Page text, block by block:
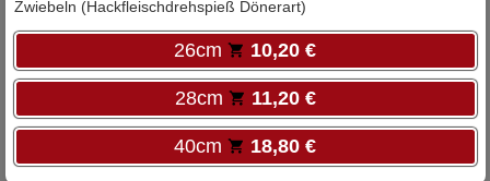
Zwiebeln (Hackfleischdrehspieß Dönerart)
26cm 10,20 €
28cm 11,20 €
40cm 18,80 €